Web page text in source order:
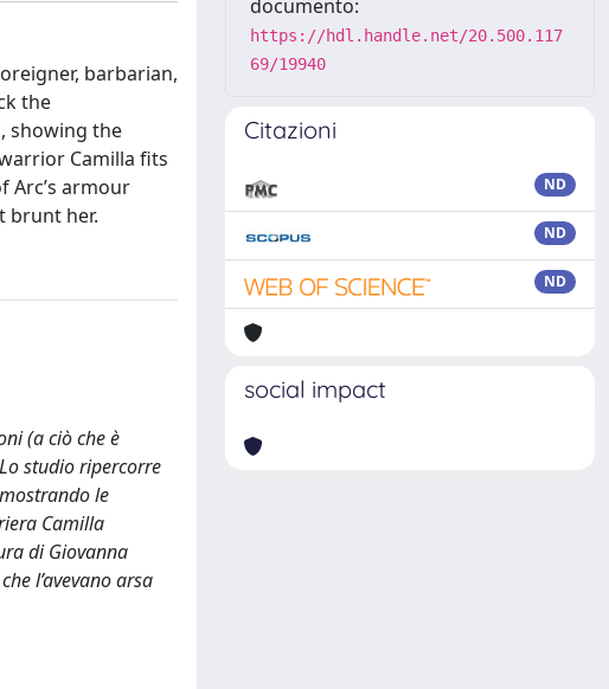
barbarian,
the
showing the
Camilla fits
Arc’s armour
brunt her.
(a ciò che è
studio ripercorre
le
Camilla
di Giovanna
l’avevano arsa
documento:
https://hdl.handle.net/20.500.117
69/19940
Citazioni
ND
ND
ND
social impact